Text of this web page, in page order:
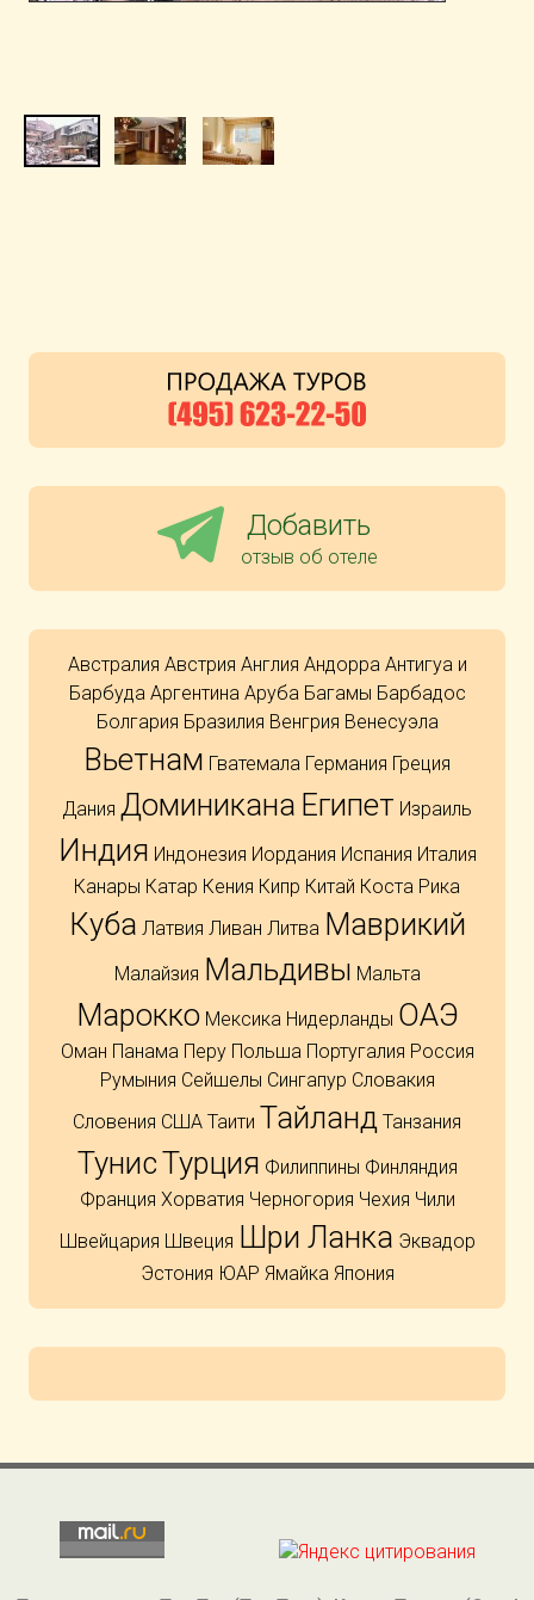
Добавить
отзыв об отеле
Австралия Австрия Англия Андорра Антигуа и
Барбуда Аргентина Аруба Багамы Барбадос
Болгария Бразилия Венгрия Венесуэла
Вьетнам Гватемала Германия Греция
Дания Доминикана Египет Израиль
Индия Индонезия Иордания Испания Италия
Канары Катар Кения Кипр Китай Коста Рика
Куба Латвия Ливан Литва Маврикий
Малайзия Мальдивы Мальта
Марокко Мексика Нидерланды ОАЭ
Оман Панама Перу Польша Португалия Россия
Румыния Сейшелы Сингапур Словакия
Словения США Таити Тайланд Танзания
ТунисТурция Филиппины Финляндия
Франция Хорватия Черногория Чехия Чили
Швейцария Швеция Шри Ланка Эквадор
Эстония ЮАР Ямайка Япония